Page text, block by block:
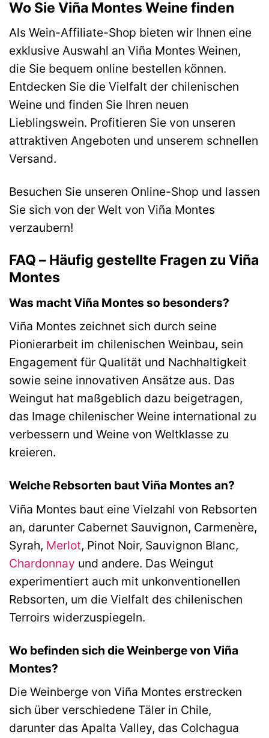
Wo Sie Viña Montes Weine finden
Als Wein-Affiliate-Shop bieten wir Ihnen eine
exklusive Auswahl an Viña Montes Weinen,
die Sie bequem online bestellen können.
Entdecken Sie die Vielfalt der chilenischen
Weine und finden Sie Ihren neuen
Lieblingswein. Profitieren Sie von unseren
attraktiven Angeboten und unserem schnellen
Versand.
Besuchen Sie unseren Online-Shop und lassen
Sie sich von der Welt von Viña Montes
verzaubern!
FAQ – Häufig gestellte Fragen zu Viña
Montes
Was macht Viña Montes so besonders?
Viña Montes zeichnet sich durch seine
Pionierarbeit im chilenischen Weinbau, sein
Engagement für Qualität und Nachhaltigkeit
sowie seine innovativen Ansätze aus. Das
Weingut hat maßgeblich dazu beigetragen,
das Image chilenischer Weine international zu
verbessern und Weine von Weltklasse zu
kreieren.
Welche Rebsorten baut Viña Montes an?
Viña Montes baut eine Vielzahl von Rebsorten
an, darunter Cabernet Sauvignon, Carmenère,
Syrah, Merlot, Pinot Noir, Sauvignon Blanc,
Chardonnay und andere. Das Weingut
experimentiert auch mit unkonventionellen
Rebsorten, um die Vielfalt des chilenischen
Terroirs widerzuspiegeln.
Wo befinden sich die Weinberge von Viña
Montes?
Die Weinberge von Viña Montes erstrecken
sich über verschiedene Täler in Chile,
darunter das Apalta Valley, das Colchagua